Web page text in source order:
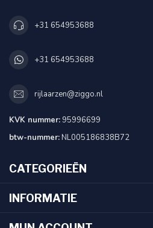
+31 654953688
+31 654953688
rijlaarzen@ziggo.nl
KVK nummer:95996699
btw-nummer:NL005186838B72
CATEGORIEËN
INFORMATIE